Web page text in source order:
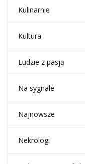
Kulinarnie
Kultura
Ludzie z pasją
Na sygnale
Najnowsze
Nekrologi